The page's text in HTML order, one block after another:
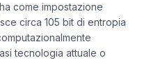
come impostazione
circa 105 bit di entropia
tecnologia attuale o